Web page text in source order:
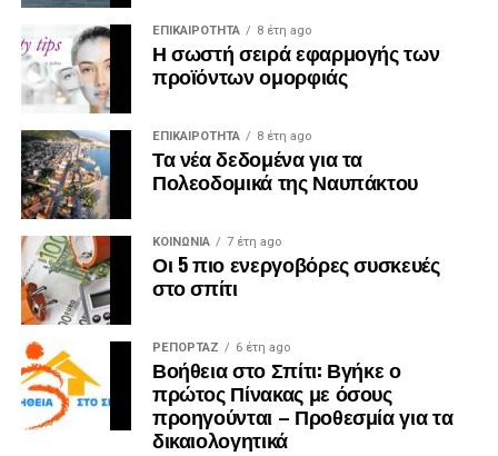
ΕΠΙΚΑΙΡΟΤΗΤΑ 8 έτη ago
Η σωστή σειρά εφαρμογής των
προϊόντων ομορφιάς
ΕΠΙΚΑΙΡΟΤΗΤΑ 8 έτη ago
Τα νέα δεδομένα για τα
Πολεοδομικά της Ναυπάκτου
ΚΟΙΝΩΝΙΑ 7 έτη ago
Οι 5 πιο ενεργοβόρες συσκευές
στο σπίτι
ΡΕΠΟΡΤΑΖ 6 έτη ago
Βοήθεια στο Σπίτι: Βγήκε ο
πρώτος Πίνακας με όσους
προηγούνται – Προθεσμία για τα
δικαιολογητικά